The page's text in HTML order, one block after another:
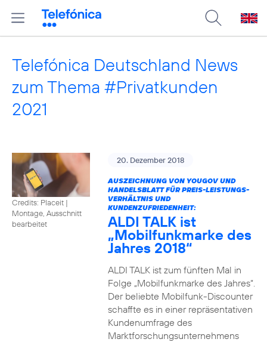
Telefónica Deutschland News
zum Thema #Privatkunden
2021
Credits: Placeit |
Montage, Ausschnitt
bearbeitet
20. Dezember 2018
AUSZEICHNUNG VON YOUGOV UND
HANDELSBLATT FÜR PREIS-LEISTUNGS-
VERHÄLTNIS UND
KUNDENZUFRIEDENHEIT:
ALDI TALK ist
„Mobilfunkmarke des
Jahres 2018“
ALDI TALK ist zum fünften Mal in
Folge „Mobilfunkmarke des Jahres“.
Der beliebte Mobilfunk-Discounter
schaffte es in einer repräsentativen
Kundenumfrage des
Marktforschungsunternehmens